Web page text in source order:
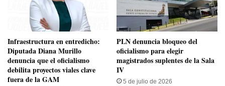
Infraestructura en entredicho:
Diputada Diana Murillo
denuncia que el oficialismo
debilita proyectos viales clave
fuera de la GAM
PLN denuncia bloqueo del
oficialismo para elegir
magistrados suplentes de la Sala
IV
5 de julio de 2026